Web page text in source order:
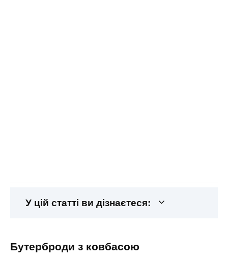
У цій статті ви дізнаєтеся:
бутерброди з ковбасою